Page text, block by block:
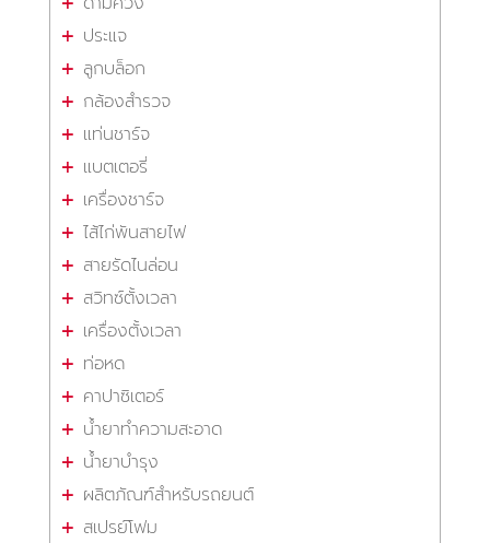
ประแจ
ลูกบล็อก
กล้องสำรวจ
แท่นชาร์จ
แบตเตอรี่
เครื่องชาร์จ
ไส้ไก่พันสายไฟ
สายรัดไนล่อน
สวิทซ์ตั้งเวลา
เครื่องตั้งเวลา
ท่อหด
คาปาซิเตอร์
น้ำยาทำความสะอาด
น้ำยาบำรุง
ผลิตภัณฑ์สำหรับรถยนต์
สเปรย์โฟม